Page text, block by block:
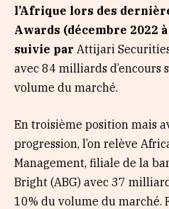
l’Afrique lors des
Awards (décembre 2022
suivie par Attijari
avec 84 milliards d’encours
volume du marché.
En troisième position mais
progression, l’on relève
Management, filiale de la
Bright (ABG) avec 37
10% du volume du marché.